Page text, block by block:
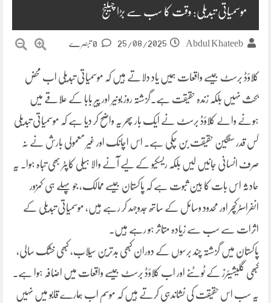
موسمیاتی تبدیلی: وقت کا سب سے بڑا چیلنج
Abdul Khateeb
25/08/2025
کلاؤڈ برسٹ جیسے واقعات ہمیں یاد دلاتے ہیں کہ موسمیاتی تبدیلی اب محض
بحث نہیں بلکہ زندہ حقیقت ہے۔گزشتہ روز بونیر اور پیر بابا کے علاقے میں
ہونے والے کلاؤڈ برسٹ نے ایک بار پھر یہ واضح کر دیا ہے کہ موسمیاتی تبدیلی
کس قدر سنگین حقیقت بن چکی ہے۔ اس اچانک اور غیر معمولی بارش نے نہ
صرف انسانی جانیں لیں بلکہ ریسکیو کے لیے آنے والا ہیلی کاپٹر بھی تباہ ہوا۔ یہ
حادثہ اس بات کا بین ثبوت ہے کہ پاکستان جیسے ممالک، جو پہلے ہی کمزور
انفراسٹرکچر اور محدود وسائل کے ساتھ جدوجہد کر رہے ہیں، موسمیاتی تبدیلی کے
اثرات سے سب سے زیادہ متاثر ہو رہے ہیں۔
پاکستان میں گزشتہ چند برسوں کے دوران کبھی بدترین سیلاب، کبھی خشک سالی،
کبھی گلیشیئرز کے ٹوٹنے اور اب کلاؤڈ برسٹ جیسے واقعات میں اضافہ ہوا ہے۔
یہ سب اس حقیقت کی نشاندہی کرتے ہیں کہ موسم اب ہمارے قابو میں نہیں